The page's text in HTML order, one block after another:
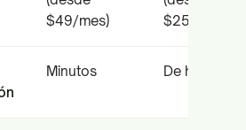
$49/mes)
$25/mes)
Minutos De horas a